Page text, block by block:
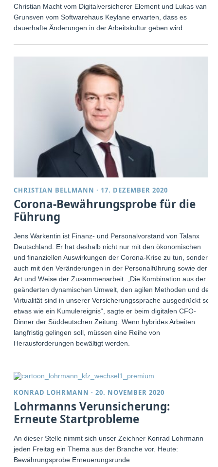
Christian Macht vom Digitalversicherer Element und Lukas van
Grunsven vom Softwarehaus Keylane erwarten, dass es
dauerhafte Änderungen in der Arbeitskultur geben wird.
CHRISTIAN BELLMANN · 17. DEZEMBER 2020
Corona-Bewährungsprobe für die
Führung
Jens Warkentin ist Finanz- und Personalvorstand von Talanx
Deutschland. Er hat deshalb nicht nur mit den ökonomischen
und finanziellen Auswirkungen der Corona-Krise zu tun, sondern
auch mit den Veränderungen in der Personalführung sowie der
Art und Weise der Zusammenarbeit. „Die Kombination aus der
geänderten dynamischen Umwelt, den agilen Methoden und der
Virtualität sind in unserer Versicherungssprache ausgedrückt so
etwas wie ein Kumulereignis“, sagte er beim digitalen CFO-
Dinner der Süddeutschen Zeitung. Wenn hybrides Arbeiten
langfristig gelingen soll, müssen eine Reihe von
Herausforderungen bewältigt werden.
KONRAD LOHRMANN ·20. NOVEMBER 2020
Lohrmanns Verunsicherung:
Erneute Startprobleme
An dieser Stelle nimmt sich unser Zeichner Konrad Lohrmann
jeden Freitag ein Thema aus der Branche vor. Heute:
Bewährungsprobe Erneuerungsrunde